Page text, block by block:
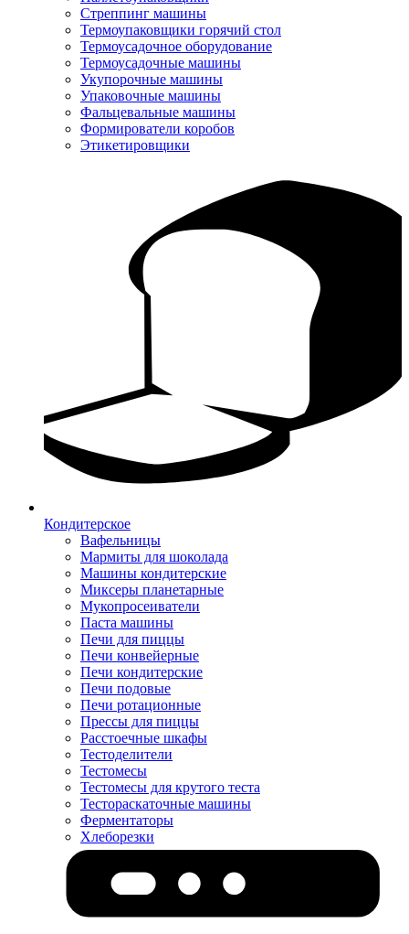
Стреппинг машины
Термоупаковщики горячий стол
Термоусадочное оборудование
Термоусадочные машины
Укупорочные машины
Упаковочные машины
Фальцевальные машины
Формирователи коробов
Этикетировщики
Кондитерское
Вафельницы
Мармиты для шоколада
Машины кондитерские
Миксеры планетарные
Мукопросеиватели
Паста машины
Печи для пиццы
Печи конвейерные
Печи кондитерские
Печи подовые
Печи ротационные
Прессы для пиццы
Расстоечные шкафы
Тестоделители
Тестомесы
Тестомесы для крутого теста
Тестораскаточные машины
Ферментаторы
Хлеборезки